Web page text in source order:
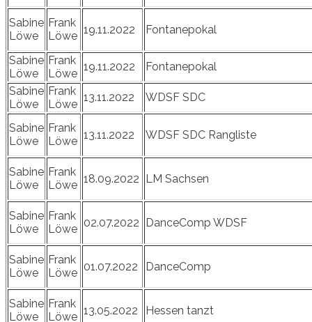
Sabine
Löwe
Frank
Löwe 19.11.2022 Fontanepokal
Sabine
Löwe
Frank
Löwe
19.11.2022
Fontanepokal
Sabine
Löwe
Frank
Löwe
13.11.2022 WDSF SDC
Sabine
Löwe
Frank
Löwe 13.11.2022 WDSF SDC Rangliste
Sabine
Löwe
Frank
Löwe 18.09.2022 LM Sachsen
Sabine
Löwe
Frank
Löwe 02.07.2022 DanceComp WDSF
Sabine
Löwe
Frank
Löwe 01.07.2022 DanceComp
Sabine
Löwe
Frank
Löwe 13.05.2022 Hessen tanzt